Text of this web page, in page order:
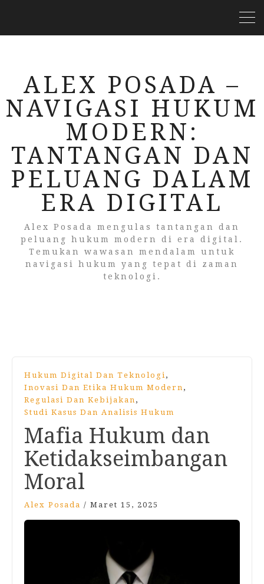
ALEX POSADA –
NAVIGASI HUKUM
MODERN:
TANTANGAN DAN
PELUANG DALAM
ERA DIGITAL
Alex Posada mengulas tantangan dan
peluang hukum modern di era digital.
Temukan wawasan mendalam untuk
navigasi hukum yang tepat di zaman
teknologi.
Hukum Digital Dan Teknologi,
Inovasi Dan Etika Hukum Modern ,
Regulasi Dan Kebijakan ,
Studi Kasus Dan Analisis Hukum
Mafia Hukum dan
Ketidakseimbangan
Moral
Alex Posada / Maret 15, 2025